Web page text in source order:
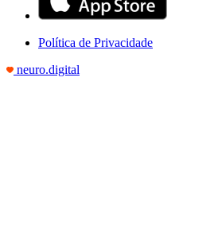
Política de Privacidade
neuro.digital